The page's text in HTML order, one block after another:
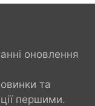
оновлення
та
першими.